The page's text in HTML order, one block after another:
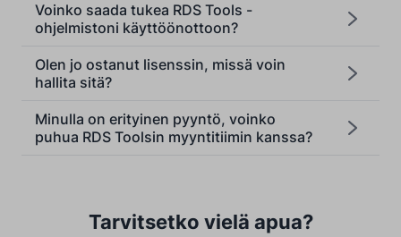
Voinko saada tukea RDS Tools -
ohjelmistoni käyttöönottoon?
Olen jo ostanut lisenssin, missä voin
hallita sitä?
Minulla on erityinen pyyntö, voinko
puhua RDS Toolsin myyntitiimin kanssa?
Tarvitsetko vielä apua?